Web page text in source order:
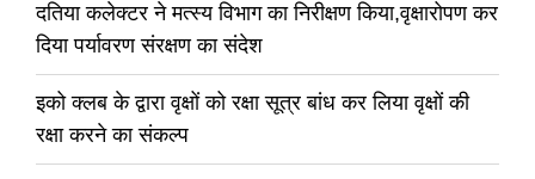
दतिया कलेक्टर ने मत्स्य विभाग का निरीक्षण किया,वृक्षारोपण कर
दिया पर्यावरण संरक्षण का संदेश
इको क्लब के द्वारा वृक्षों को रक्षा सूत्र बांध कर लिया वृक्षों की
रक्षा करने का संकल्प